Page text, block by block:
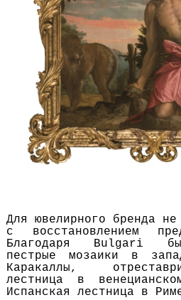
Для ювелирного бренда
с восстановлением
Благодаря Bulgari
пестрые мозаики в
Каракаллы,
лестница в
Испанская лестница в